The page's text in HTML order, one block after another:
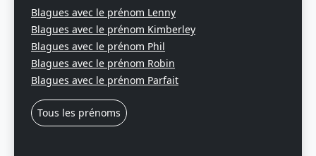
Blagues avec le prénom Lenny
Blagues avec le prénom Kimberley
Blagues avec le prénom Phil
Blagues avec le prénom Robin
Blagues avec le prénom Parfait
Tous les prénoms